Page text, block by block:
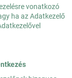
vonatkozó
ha az Adatkezelő